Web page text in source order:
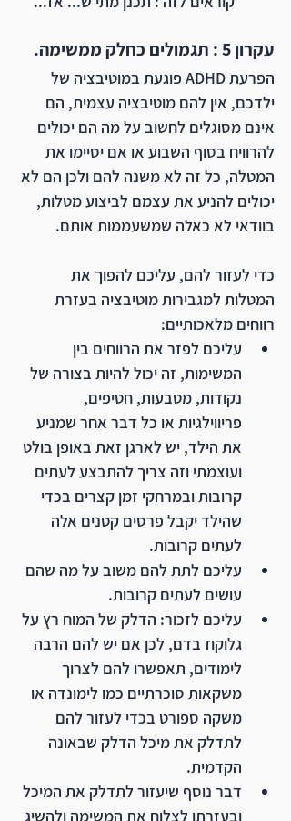
עקרון 5 : תגמולים כחלק ממשימה.
הפרעת ADHD פוגעת במוטיבציה של
ילדכם, אין להם מוטיבציה עצמית, הם
אינם מסוגלים לחשוב על מה הם יכולים
להרוויח בסוף השבוע או אם יסיימו את
המטלה, כל זה לא משנה להם ולכן הם לא
יכולים להניע את עצמם לביצוע מטלות,
בוודאי לא כאלה שמשעממות אותם.
כדי לעזור להם, עליכם להפוך את
המטלות למגבירות מוטיבציה בעזרת
רווחים מלאכותיים:
עליכם לפזר את הרווחים בין
המשימות, זה יכול להיות בצורה של
נקודות, מטבעות, חטיפים,
פריווילגיות או כל דבר אחר שמניע
את הילד, יש לארגן זאת באופן בולט
ועוצמתי וזה צריך להתבצע לעתים
קרובות ובמרחקי זמן קצרים בכדי
שהילד יקבל פרסים קטנים אלה
לעתים קרובות.
עליכם לתת להם משוב על מה שהם
עושים לעתים קרובות.
עליכם לזכור: הדלק של המוח רץ על
גלוקוז בדם, לכן אם יש להם הרבה
לימודים, תאפשרו להם לצרוך
משקאות סוכרתיים כמו לימונדה או
משקה ספורט בכדי לעזור להם
לתדלק את מיכל הדלק שבאונה
הקדמית.
דבר נוסף שיעזור לתדלק את המיכל
ובעזרתו לצלוח את המשימה ולהשיג